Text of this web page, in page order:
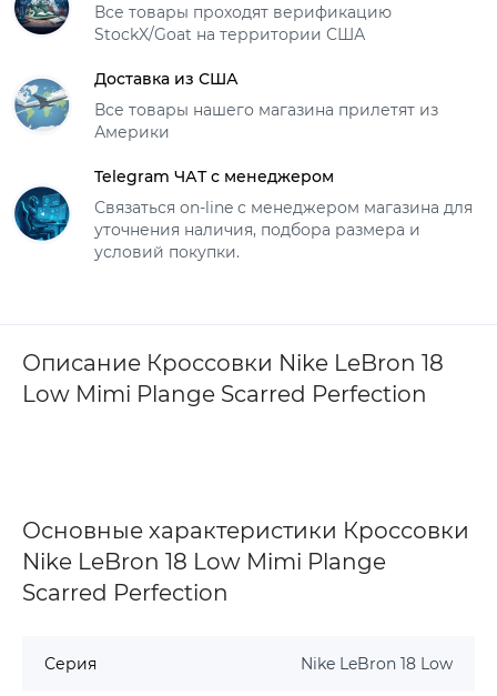
Все товары проходят верификацию
StockX/Goat на территории США
Доставка из США
Все товары нашего магазина прилетят из
Америки
Telegram ЧАТ с менеджером
Связаться on-line с менеджером магазина для
уточнения наличия, подбора размера и
условий покупки.
Описание Кроссовки Nike LeBron 18
Low Mimi Plange Scarred Perfection
Основные характеристики Кроссовки
Nike LeBron 18 Low Mimi Plange
Scarred Perfection
Серия Nike LeBron 18 Low